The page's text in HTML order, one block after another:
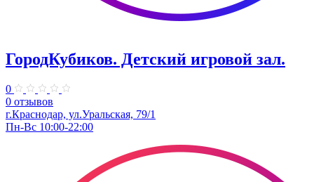
ГородКубиков. ​Детский игровой зал.
0
0 отзывов
г.Краснодар, ​ул.Уральская, 79/1
Пн-Вс 10:00-22:00